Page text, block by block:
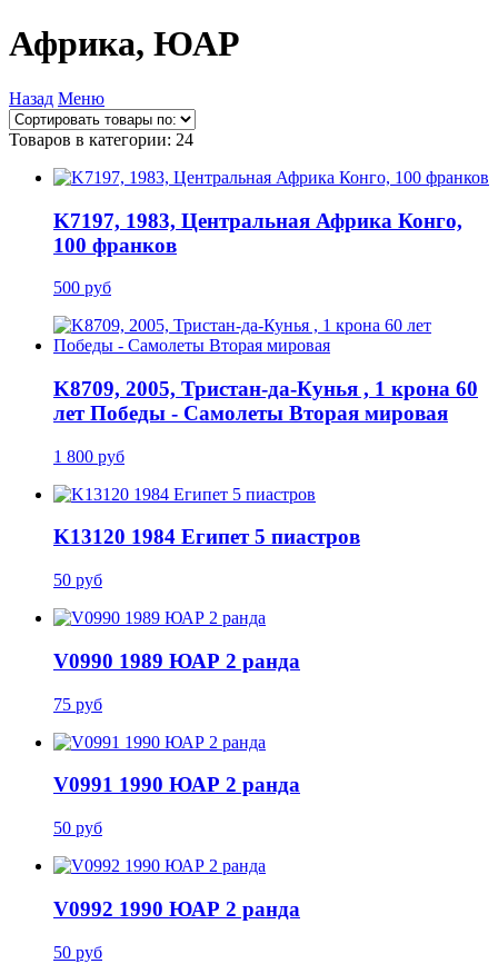
Африка, ЮАР
Назад Меню
Товаров в категории: 24
K7197, 1983, Центральная Африка Конго,
100 франков
500 руб
K8709, 2005, Тристан-да-Кунья , 1 крона 60
лет Победы - Самолеты Вторая мировая
1 800 руб
K13120 1984 Египет 5 пиастров
50 руб
V0990 1989 ЮАР 2 ранда
75 руб
V0991 1990 ЮАР 2 ранда
50 руб
V0992 1990 ЮАР 2 ранда
50 руб